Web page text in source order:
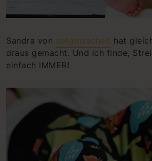
Sandra von aufgmaschelt hat
draus gemacht. Und ich finde,
einfach IMMER!